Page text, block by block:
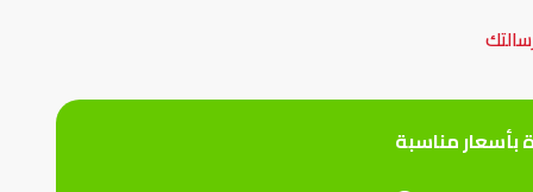
بأسعار مناسبة